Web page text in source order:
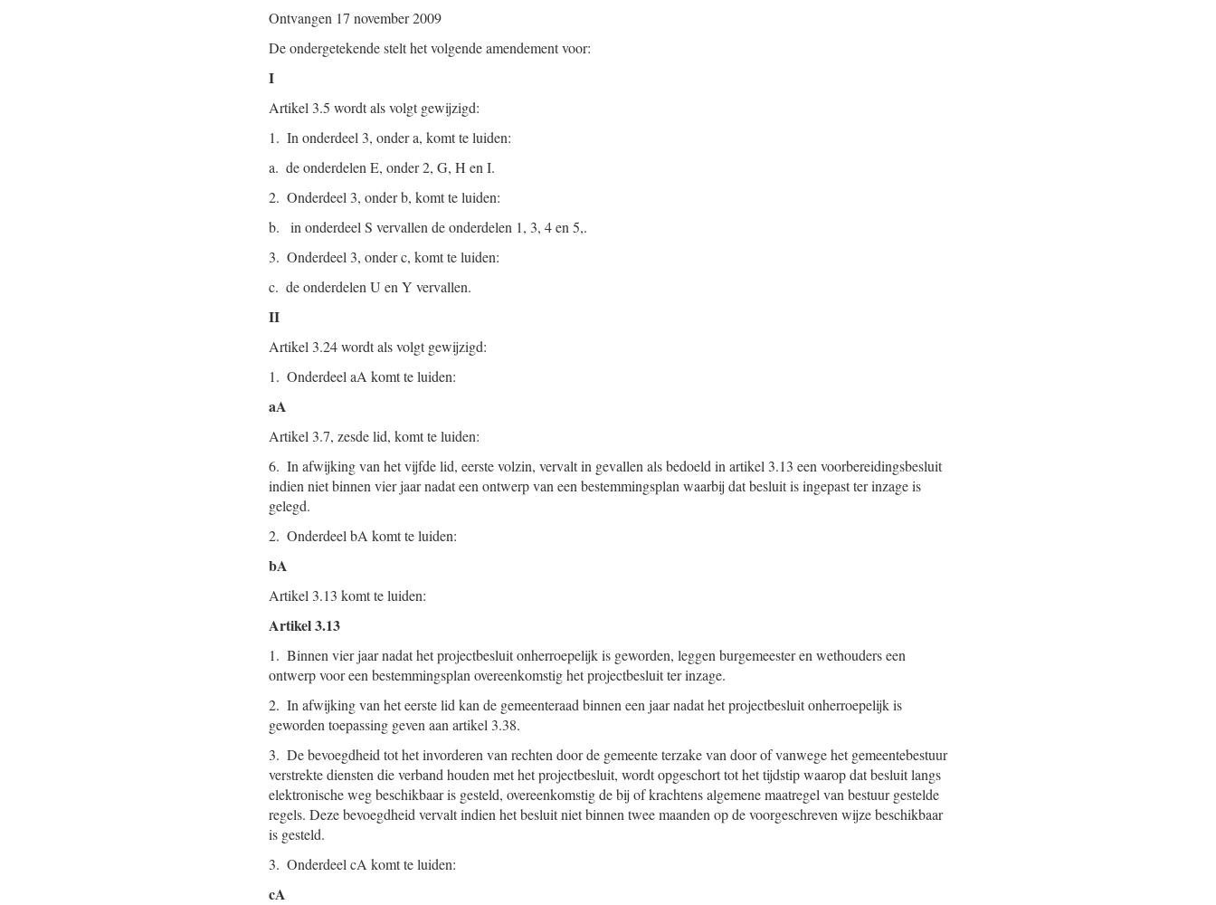
Ontvangen 17 november 2009
De ondergetekende stelt het volgende amendement voor:
I
Artikel 3.5 wordt als volgt gewijzigd:
1. In onderdeel 3, onder a, komt te luiden:
a. de onderdelen E, onder 2, G, H en I.
2. Onderdeel 3, onder b, komt te luiden:
b. in onderdeel S vervallen de onderdelen 1, 3, 4 en 5,.
3. Onderdeel 3, onder c, komt te luiden:
c. de onderdelen U en Y vervallen.
II
Artikel 3.24 wordt als volgt gewijzigd:
1. Onderdeel aA komt te luiden:
aA
Artikel 3.7, zesde lid, komt te luiden:
6. In afwijking van het vijfde lid, eerste volzin, vervalt in gevallen als bedoeld in artikel 3.13 een voorbereidingsbesluit
indien niet binnen vier jaar nadat een ontwerp van een bestemmingsplan waarbij dat besluit is ingepast ter inzage is
gelegd.
2. Onderdeel bA komt te luiden:
bA
Artikel 3.13 komt te luiden:
Artikel 3.13
1. Binnen vier jaar nadat het projectbesluit onherroepelijk is geworden, leggen burgemeester en wethouders een
ontwerp voor een bestemmingsplan overeenkomstig het projectbesluit ter inzage.
2. In afwijking van het eerste lid kan de gemeenteraad binnen een jaar nadat het projectbesluit onherroepelijk is
geworden toepassing geven aan artikel 3.38.
3. De bevoegdheid tot het invorderen van rechten door de gemeente terzake van door of vanwege het gemeentebestuur
verstrekte diensten die verband houden met het projectbesluit, wordt opgeschort tot het tijdstip waarop dat besluit langs
elektronische weg beschikbaar is gesteld, overeenkomstig de bij of krachtens algemene maatregel van bestuur gestelde
regels. Deze bevoegdheid vervalt indien het besluit niet binnen twee maanden op de voorgeschreven wijze beschikbaar
is gesteld.
3. Onderdeel cA komt te luiden:
cA